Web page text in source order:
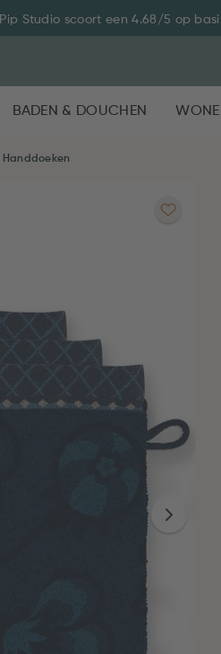
Pip Studio scoort een 4.68/5 op
BADEN & DOUCHEN
Handdoeken